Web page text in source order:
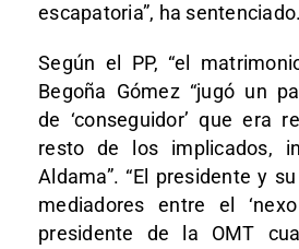
escapatoria”, ha sentenciado.
Según el PP, “el
Begoña Gómez “jugó un
de ‘conseguidor’ que era
resto de los implicados,
Aldama”. “El presidente y
mediadores entre el
presidente de la OMT